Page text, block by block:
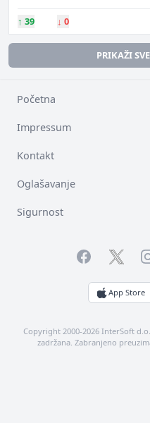
↑ 39 ↓ 0
PRIKAŽI
Početna
Impressum
Kontakt
Oglašavanje
Sigurnost
FacebookTwitter
App Store
Copyright 2000-2026 InterSoft
zadržana. Zabranjeno